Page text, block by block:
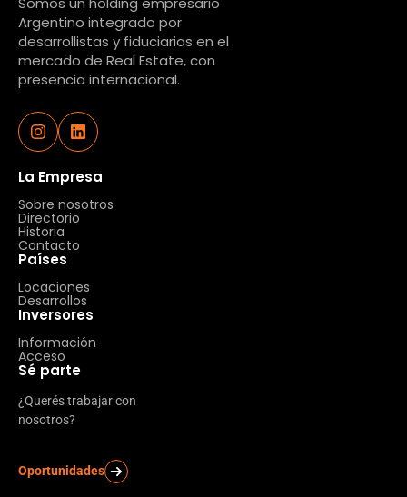
Argentino integrado por
desarrollistas y fiduciarias en el
mercado de Real Estate, con
presencia internacional.
La Empresa
Sobre nosotros
Directorio
Historia
Contacto
Países
Locaciones
Desarrollos
Inversores
Información
Acceso
Sé parte
¿Querés trabajar con
nosotros?
Oportunidades